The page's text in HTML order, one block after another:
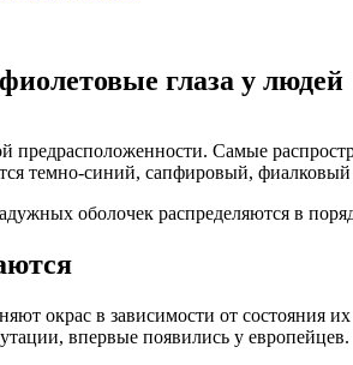
глаза у людей
предрасположенности. Самые
темно-синий, сапфировый,
оболочек распределяются в
окрас в зависимости от состояния
впервые появились у европейцев.